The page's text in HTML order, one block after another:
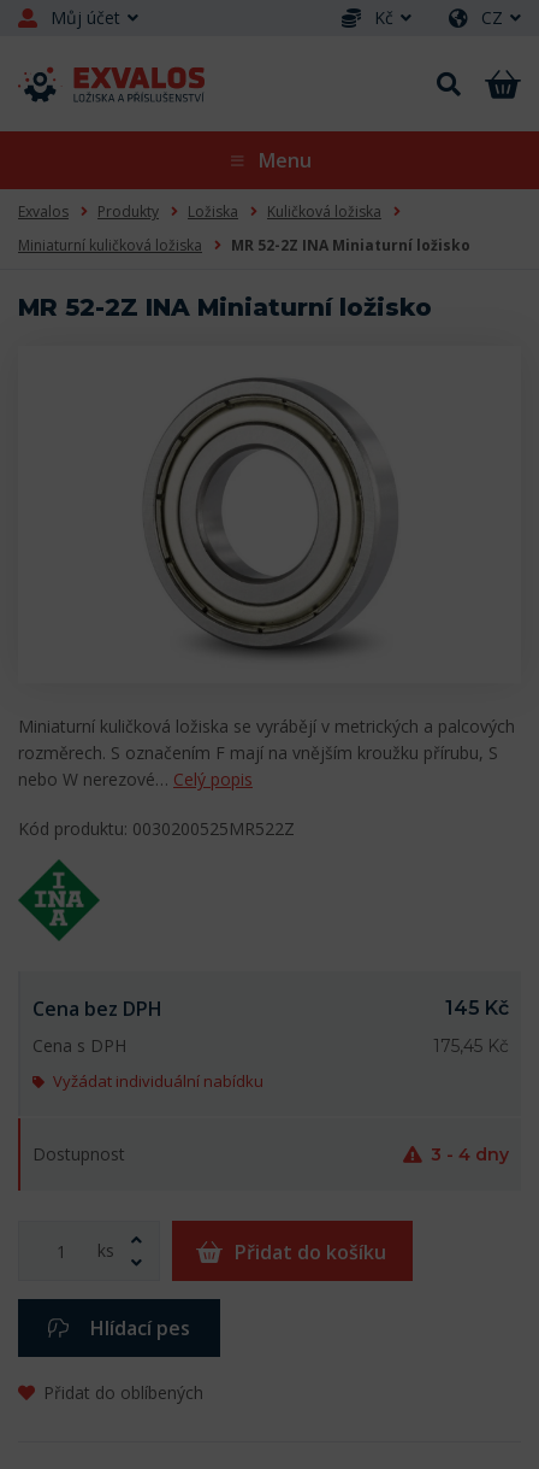
Můj účet Kč CZ
Menu
Exvalos Produkty Ložiska
Kuličková ložiska
Miniaturní kuličková ložiska
MR 52-2Z INA Miniaturní ložisko
MR 52-2Z INA Miniaturní ložisko
Miniaturní kuličková ložiska se vyrábějí v metrických a palcových
rozměrech. S označením F mají na vnějším kroužku přírubu, S
nebo W nerezové… Celý popis
Kód produktu: 0030200525MR522Z
Cena bez DPH
145 Kč
Cena s DPH
175,45 Kč
Vyžádat individuální nabídku
Dostupnost 3 - 4 dny
ks Přidat do košíku
Hlídací pes
Přidat do oblíbených